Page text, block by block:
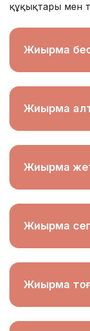
құқықтары мен
Жиырма
Жиырма
Жиырма
Жиырма
Жиырма